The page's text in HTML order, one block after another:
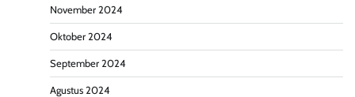
November 2024
Oktober 2024
September 2024
Agustus 2024